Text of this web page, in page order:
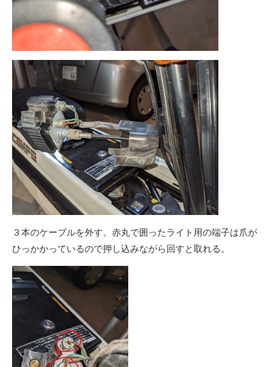
３本のケーブルを外す。赤丸で囲ったライト用の端子は爪が
ひっかかっているので押し込みながら回すと取れる。